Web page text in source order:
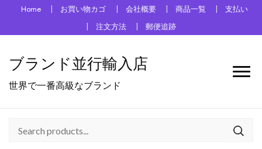
Home お買い物カゴ 会社概要 商品一覧
支払い
注文方法
郵便追跡
ブランド並行輸入店
世界で一番高級なブランド